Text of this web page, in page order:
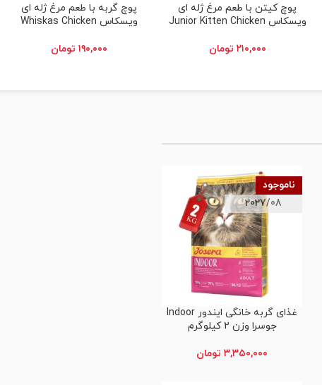
افزودن به سبد خرید
پوچ کیتن با طعم مرغ ژله ای
ویسکاس Junior Kitten Chicken
۲۱۰,۰۰۰ تومان
انتخاب گزینه ها
پوچ گربه با طعم مرغ ژله ای
ویسکاس Whiskas Chicken
۱۹۰,۰۰۰ تومان
ناموجود
2027/08
اطلاعات بیشتر
غذای گربه خانگی ایندور Indoor
جوسرا وزن 2 کیلوگرم
۳,۳۵۰,۰۰۰ تومان